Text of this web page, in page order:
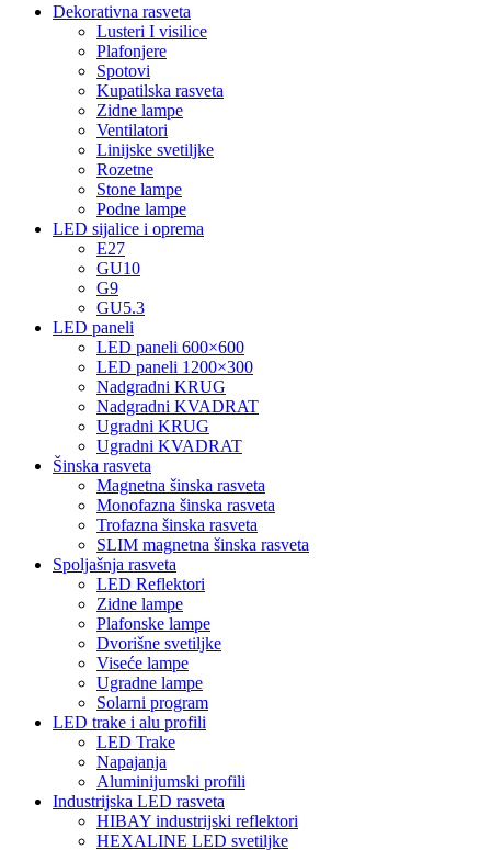
Dekorativna rasveta
Lusteri I visilice
Plafonjere
Spotovi
Kupatilska rasveta
Zidne lampe
Ventilatori
Linijske svetiljke
Rozetne
Stone lampe
Podne lampe
LED sijalice i oprema
E27
GU10
G9
GU5.3
LED paneli
LED paneli 600×600
LED paneli 1200×300
Nadgradni KRUG
Nadgradni KVADRAT
Ugradni KRUG
Ugradni KVADRAT
Šinska rasveta
Magnetna šinska rasveta
Monofazna šinska rasveta
Trofazna šinska rasveta
SLIM magnetna šinska rasveta
Spoljašnja rasveta
LED Reflektori
Zidne lampe
Plafonske lampe
Dvorišne svetiljke
Viseće lampe
Ugradne lampe
Solarni program
LED trake i alu profili
LED Trake
Napajanja
Aluminijumski profili
Industrijska LED rasveta
HIBAY industrijski reflektori
HEXALINE LED svetiljke